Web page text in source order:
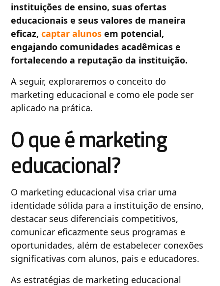
instituições de ensino, suas ofertas
educacionais e seus valores de maneira
eficaz,captar alunos em potencial,
engajando comunidades acadêmicas e
fortalecendo a reputação da instituição.
A seguir, exploraremos o conceito do
marketing educacional e como ele pode ser
aplicado na prática.
O que é marketing
educacional?
O marketing educacional visa criar uma
identidade sólida para a instituição de ensino,
destacar seus diferenciais competitivos,
comunicar eficazmente seus programas e
oportunidades, além de estabelecer conexões
significativas com alunos, pais e educadores.
As estratégias de marketing educacional